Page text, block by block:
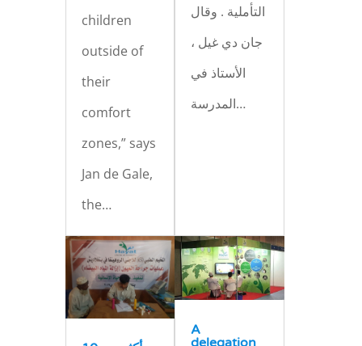
children
outside of
their
comfort
zones,” says
Jan de Gale,
the…
التأملية . وقال
جان دي غيل ،
الأستاذ في
المدرسة…
A